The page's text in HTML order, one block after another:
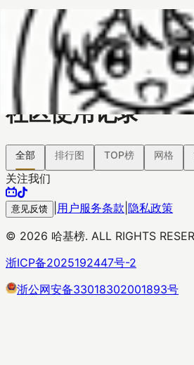
哈基榜
搜索
创建模板
返回模版
社区使用记录
全部 排行图 TOP榜 网格
关注我们
意见反馈 用户服务条款 隐私政策
© 2026 哈基榜. ALL RIGHTS
浙ICP备2025192447号-2
浙公网安备33018302001893号